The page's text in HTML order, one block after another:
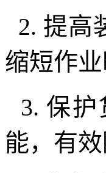
2. 提高
缩短作业
3. 保护
能，有